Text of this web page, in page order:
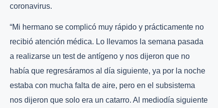
coronavirus.
“Mi hermano se complicó muy rápido y prácticamente no
recibió atención médica. Lo llevamos la semana pasada
a realizarse un test de antígeno y nos dijeron que no
había que regresáramos al día siguiente, ya por la noche
estaba con mucha falta de aire, pero en el subsistema
nos dijeron que solo era un catarro. Al mediodía siguiente